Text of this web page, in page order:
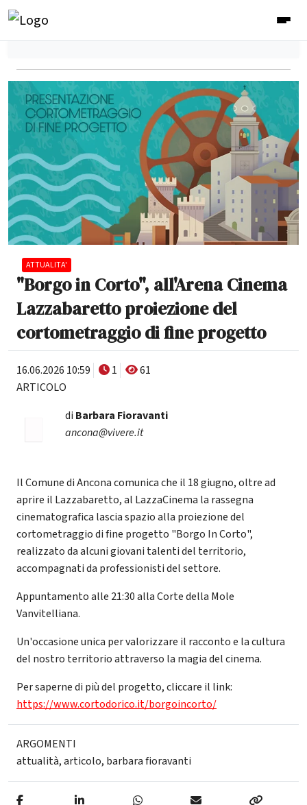
ATTUALITA'
"Borgo in Corto", all'Arena Cinema
Lazzabaretto proiezione del
cortometraggio di fine progetto
16.06.2026 10:59 1
61
ARTICOLO
di Barbara Fioravanti
ancona@vivere.it
Il Comune di Ancona comunica che il 18 giugno, oltre ad
aprire il Lazzabaretto, al LazzaCinema la rassegna
cinematografica lascia spazio alla proiezione del
cortometraggio di fine progetto "Borgo In Corto",
realizzato da alcuni giovani talenti del territorio,
accompagnati da professionisti del settore.
Appuntamento alle 21:30 alla Corte della Mole
Vanvitelliana.
Un'occasione unica per valorizzare il racconto e la cultura
del nostro territorio attraverso la magia del cinema.
Per saperne di più del progetto, cliccare il link:
https://www.cortodorico.it/borgoincorto/
ARGOMENTI
attualità,articolo, barbara fioravanti